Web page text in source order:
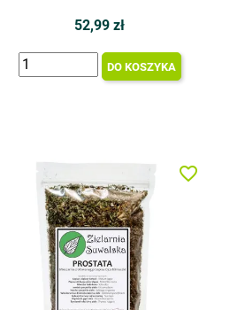
52,99 zł
DO KOSZYKA
favorite_border